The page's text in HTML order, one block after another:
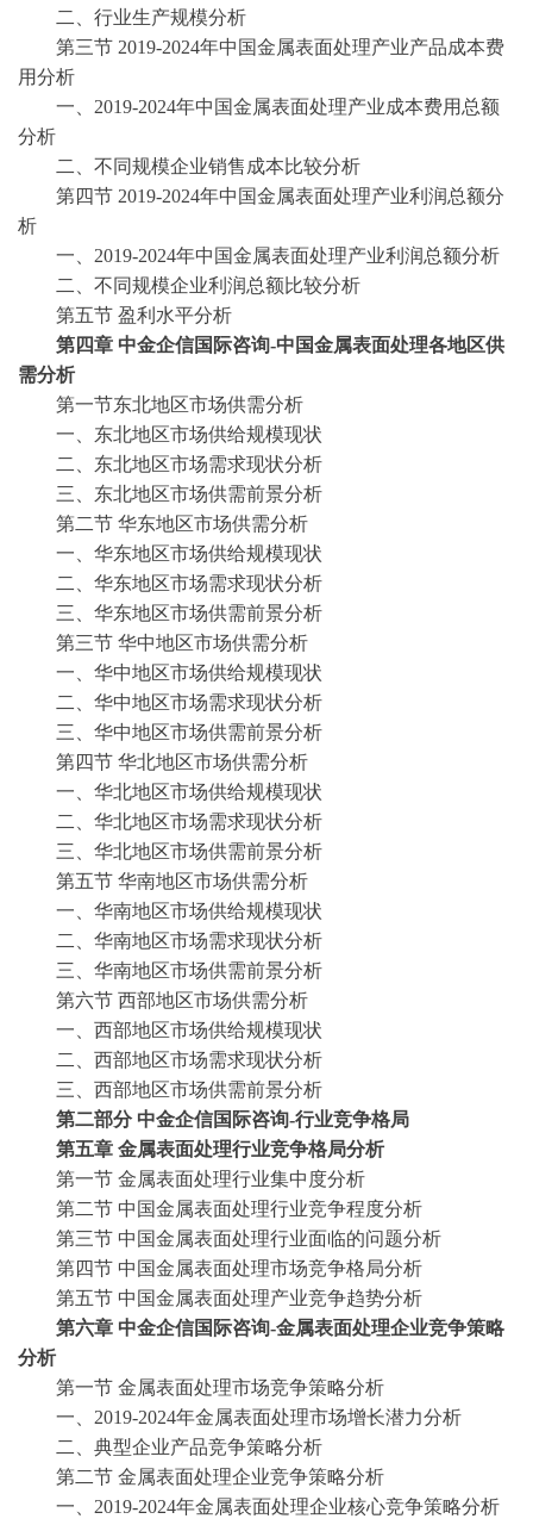
二、行业生产规模分析
第三节 2019-2024年中国金属表面处理产业产品成本费
用分析
一、 2019-2024年中国金属表面处理产业成本费用总额
分析
二、不同规模企业销售成本比较分析
第四节 2019-2024年中国金属表面处理产业利润总额分
析
一、 2019-2024年中国金属表面处理产业利润总额分析
二、不同规模企业利润总额比较分析
第五节 盈利水平分析
第四章 中金企信国际咨询-中国金属表面处理各地区供
需分析
第一节东北地区市场供需分析
一、东北地区市场供给规模现状
二、东北地区市场需求现状分析
三、东北地区市场供需前景分析
第二节 华东地区市场供需分析
一、华东地区市场供给规模现状
二、华东地区市场需求现状分析
三、华东地区市场供需前景分析
第三节 华中地区市场供需分析
一、华中地区市场供给规模现状
二、华中地区市场需求现状分析
三、华中地区市场供需前景分析
第四节 华北地区市场供需分析
一、华北地区市场供给规模现状
二、华北地区市场需求现状分析
三、华北地区市场供需前景分析
第五节 华南地区市场供需分析
一、华南地区市场供给规模现状
二、华南地区市场需求现状分析
三、华南地区市场供需前景分析
第六节 西部地区市场供需分析
一、西部地区市场供给规模现状
二、西部地区市场需求现状分析
三、西部地区市场供需前景分析
第二部分 中金企信国际咨询-行业竞争格局
第五章 金属表面处理行业竞争格局分析
第一节 金属表面处理行业集中度分析
第二节 中国金属表面处理行业竞争程度分析
第三节 中国金属表面处理行业面临的问题分析
第四节 中国金属表面处理市场竞争格局分析
第五节 中国金属表面处理产业竞争趋势分析
第六章 中金企信国际咨询-金属表面处理企业竞争策略
分析
第一节 金属表面处理市场竞争策略分析
一、 2019-2024年金属表面处理市场增长潜力分析
二、典型企业产品竞争策略分析
第二节 金属表面处理企业竞争策略分析
一、 2019-2024年金属表面处理企业核心竞争策略分析